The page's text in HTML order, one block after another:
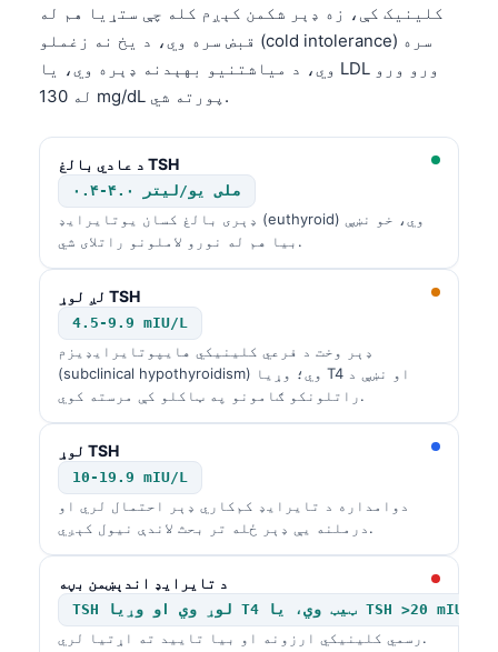
کلینیک کې، زه ډېر شکمن کېږم کله چې ستړیا هم له
قبض سره وي، د یخ نه زغملو (cold intolerance) سره
وي، د میاشتنیو بهېدنه ډېره وي، یا LDL ورو ورو
له 130 mg/dL پورته شي.
د عادي بالغ TSH
۰.۴-۴.۰ ملی یو/لیتر
ډېری بالغ کسان یوتایرایډ (euthyroid) وي، خو نښې
بیا هم له نورو لاملونو راتلای شي.
لږ لوړ TSH
4.5-9.9 mIU/L
ډېر وخت د فرعي کلینیکي هایپوتایرایډیزم
(subclinical hypothyroidism) وي؛ وړیا T4 او نښې د
راتلونکو ګامونو په ټاکلو کې مرسته کوي.
لوړ TSH
10-19.9 mIU/L
دوامداره د تایرایډ کم‌کاري ډېر احتمال لري او
درملنه یې ډېر ځله تر بحث لاندې نیول کېږي.
د تایرایډ اندېښمن بڼه
TSH لوړ وي او وړیا T4 ټیټ وي، یا TSH >20 mIU/L
رسمي کلینیکي ارزونه او بیا تایید ته اړتیا لري. ไทย
ဗမာစာ
Kiswahili
አማርኛ
Українська
O‘zbekcha
Català
Қазақ тілі
Suomi
Hrvatski
Slovenčina
سنڌي
অসমীয়া
Galego
Latviešu valoda